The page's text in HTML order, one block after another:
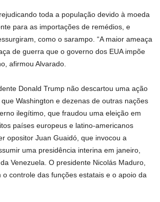
toda a população devido à moeda
para as importações de remédios, e
como o sarampo. “A maior ameaça
de guerra que o governo dos EUA impõe
afirmou Alvarado.
Donald Trump não descartou uma ação
Washington e dezenas de outras nações
ilegítimo, que fraudou uma eleição em
países europeus e latino-americanos
opositor Juan Guaidó, que invocou a
uma presidência interina em janeiro,
Venezuela. O presidente Nicolás Maduro,
o controle das funções estatais e o apoio da